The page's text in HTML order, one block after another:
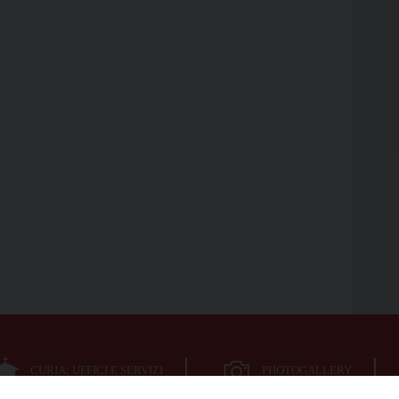
CURIA: UFFICI E SERVIZI PHOTOGALLERY